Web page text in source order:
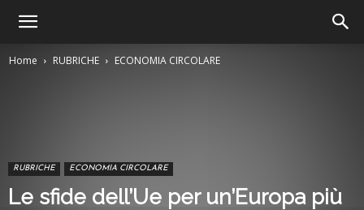
Home RUBRICHE ECONOMIA CIRCOLARE
RUBRICHE ECONOMIA CIRCOLARE
Le sfide dell’Ue per un’Europa più